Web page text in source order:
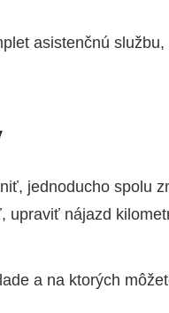
asis­tenč­nú
jed­no­du­cho spo­lu
upra­viť nájazd
a na kto­rých